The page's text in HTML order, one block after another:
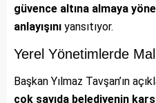
güvence altına almaya
anlayışını yansıtıyor.
Yerel Yönetimlerde Mali
Başkan Yılmaz Tavşan’ın
çok sayıda belediyenin